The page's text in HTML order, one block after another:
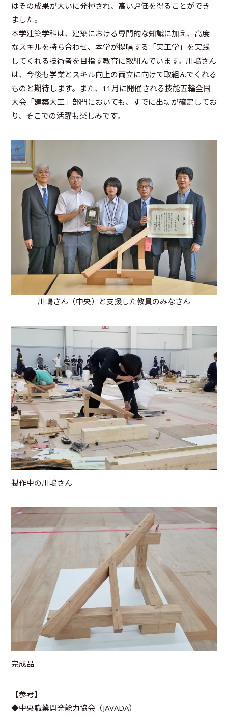
はその成果が大いに発揮され、高い評価を得ることができ
ました。
本学建築学科は、建築における専門的な知識に加え、高度
なスキルを持ち合わせ、本学が提唱する「実工学」を実践
してくれる技術者を目指す教育に取組んでいます。川嶋さん
は、今後も学業とスキル向上の両立に向けて取組んでくれる
ものと期待します。また、11月に開催される技能五輪全国
大会「建築大工」部門においても、すでに出場が確定してお
り、そこでの活躍も楽しみです。
川嶋さん（中央）と支援した教員のみなさん
製作中の川嶋さん
完成品
【参考】
◆中央職業開発能力協会（JAVADA）